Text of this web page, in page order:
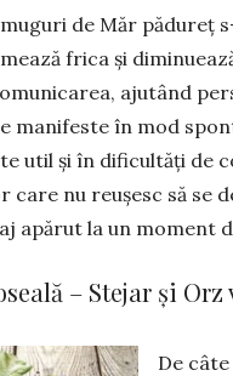
de Măr pădureț
frica şi
ajutând
mani­feste în mod
util și în dificultăţi de
care nu reuşesc să se
apărut la un moment
– Stejar și Orz
De